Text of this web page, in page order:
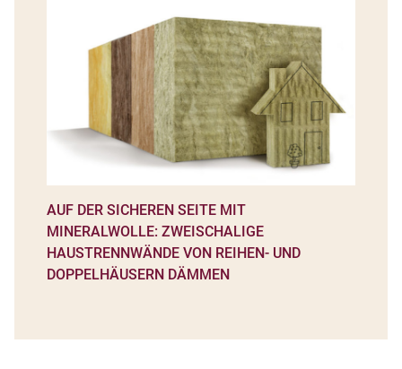
AUF DER SICHEREN SEITE MIT
MINERALWOLLE: ZWEISCHALIGE
HAUSTRENNWÄNDE VON REIHEN- UND
DOPPELHÄUSERN DÄMMEN